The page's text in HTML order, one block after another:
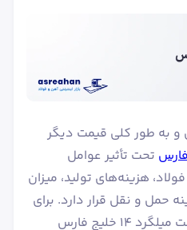
خلیج فارس و به طور کلی قیمت دیگر
تحت تأثیر عوامل
هزینه‌های تولید، میزان
حمل و نقل قرار دارد. برای
بررسی کامل‌تر نوسانات قیمت میلگرد ۱۴ خلیج فارس